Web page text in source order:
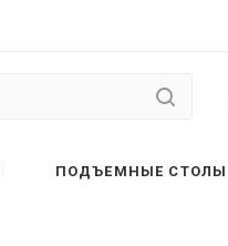
ПОДЪЕМНЫЕ СТОЛЫ